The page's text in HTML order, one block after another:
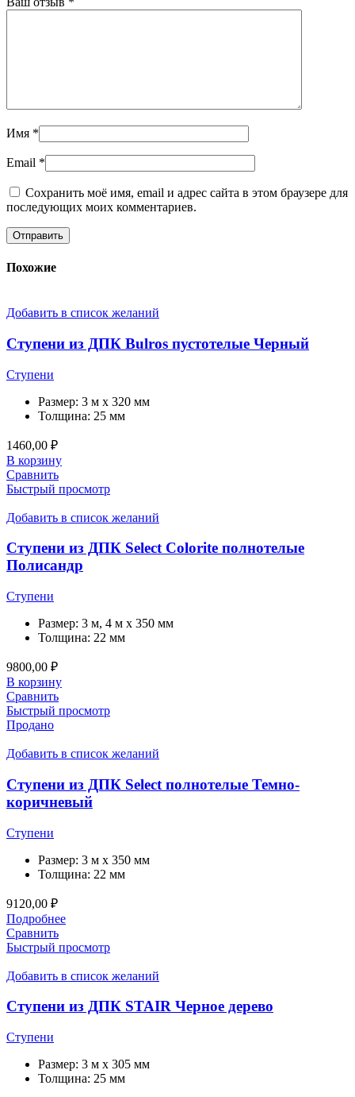
Имя *
Email *
Сохранить моё имя, email и адрес сайта в этом браузере для
последующих моих комментариев.
Похожие
Добавить в список желаний
Ступени из ДПК Bulros пустотелые Черный
Ступени
Размер: 3 м x 320 мм
Толщина: 25 мм
1460,00 ₽
В корзину
Сравнить
Быстрый просмотр
Добавить в список желаний
Ступени из ДПК Select Colorite полнотелые
Полисандр
Ступени
Размер: 3 м, 4 м x 350 мм
Толщина: 22 мм
9800,00 ₽
В корзину
Сравнить
Быстрый просмотр
Продано
Добавить в список желаний
Ступени из ДПК Select полнотелые Темно-
коричневый
Ступени
Размер: 3 м x 350 мм
Толщина: 22 мм
9120,00 ₽
Подробнее
Сравнить
Быстрый просмотр
Добавить в список желаний
Ступени из ДПК STAIR Черное дерево
Ступени
Размер: 3 м x 305 мм
Толщина: 25 мм